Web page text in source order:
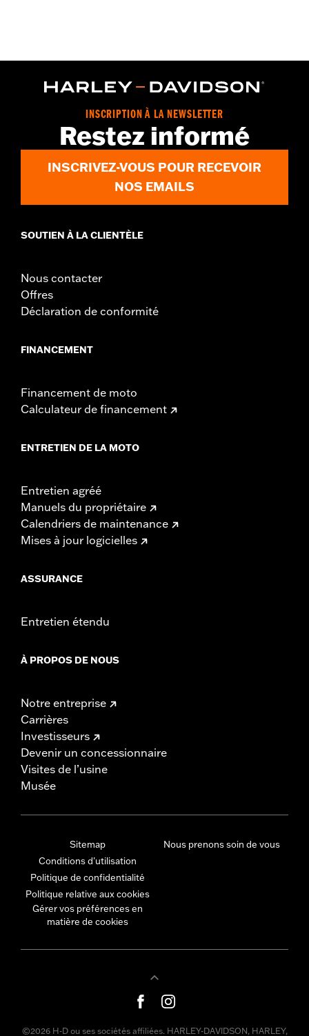
INSCRIPTION À LA NEWSLETTER
Restez informé
INSCRIVEZ-VOUS POUR RECEVOIR
NOS EMAILS
SOUTIEN À LA CLIENTÈLE
Nous contacter
Offres
Déclaration de conformité
FINANCEMENT
Financement de moto
Calculateur de financement
ENTRETIEN DE LA MOTO
Entretien agréé
Manuels du propriétaire
Calendriers de maintenance
Mises à jour logicielles
ASSURANCE
Entretien étendu
À PROPOS DE NOUS
Notre entreprise
Carrières
Investisseurs
Devenir un concessionnaire
Visites de l’usine
Musée
Sitemap
Conditions d'utilisation
Politique de confidentialité
Politique relative aux cookies
Gérer vos préférences en
matière de cookies
Nous prenons soin de vous
©2026 H-D ou ses sociétés affiliées. HARLEY-DAVIDSON, HARLEY,